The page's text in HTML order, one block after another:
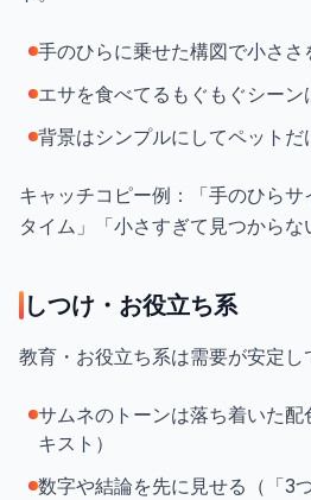
手のひらに乗せた構図で小ささ
エサを食べてるもぐもぐシーン
背景はシンプルにしてペットだ
キャッチコピー例：「手のひら
タイム」「小さすぎて見つからな
しつけ・お役立ち系
教育・お役立ち系は需要が安定し
サムネのトーンは落ち着いた
キスト）
数字や結論を先に見せる（「3